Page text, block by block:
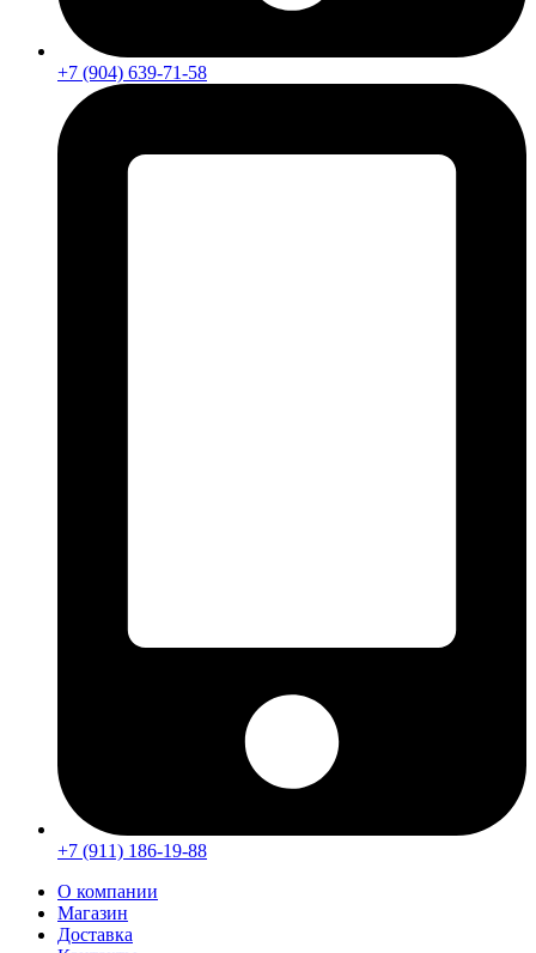
+7 (904) 639-71-58
+7 (911) 186-19-88
О компании
Магазин
Доставка